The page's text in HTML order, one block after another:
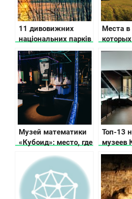
11 дивовижних
національних парків
України, які варто
побачити
Места в
Музей математики
«Кубоид»: место, где
Топ-13
музеев